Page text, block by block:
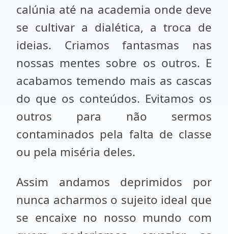
calúnia até na academia onde deve
se cultivar a dialética, a troca de
ideias. Criamos fantasmas nas
nossas mentes sobre os outros. E
acabamos temendo mais as cascas
do que os conteúdos. Evitamos os
outros para não sermos
contaminados pela falta de classe
ou pela miséria deles.
Assim andamos deprimidos por
nunca acharmos o sujeito ideal que
se encaixe no nosso mundo com